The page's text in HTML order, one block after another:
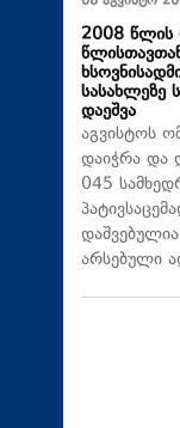
2008 წლის
დაეშვა
აგვისტოს
დაიჭრა და
045
არსებული